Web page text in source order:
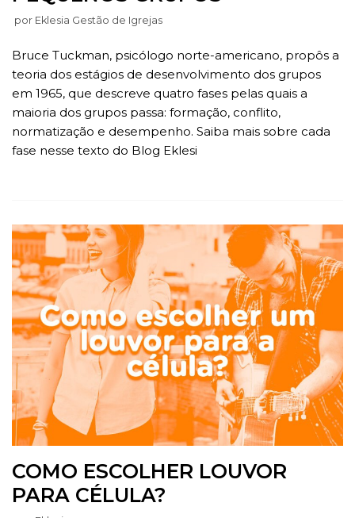
por Eklesia Gestão de Igrejas
Bruce Tuckman, psicólogo norte-americano, propôs a
teoria dos estágios de desenvolvimento dos grupos
em 1965, que descreve quatro fases pelas quais a
maioria dos grupos passa: formação, conflito,
normatização e desempenho. Saiba mais sobre cada
fase nesse texto do Blog Eklesi
COMO ESCOLHER LOUVOR
PARA CÉLULA?